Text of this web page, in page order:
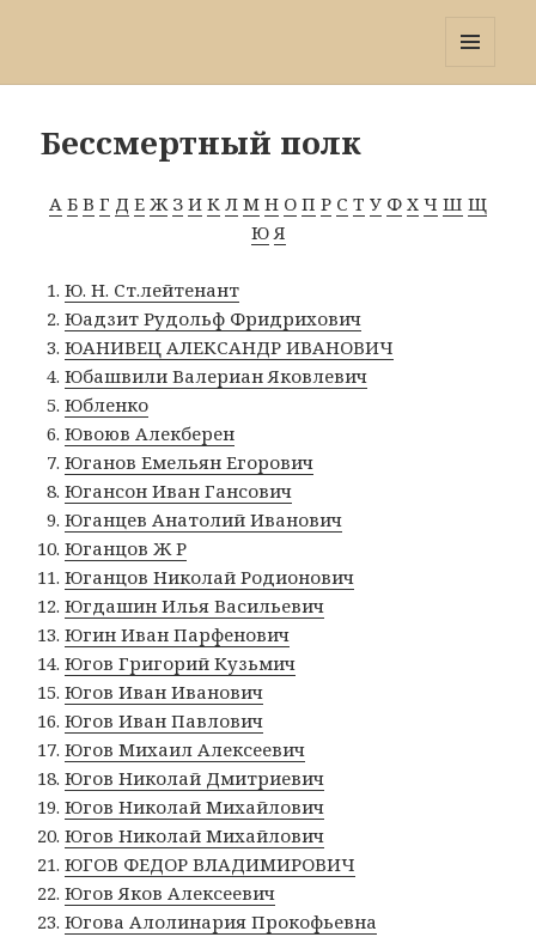
Бессмертный полк
А Б В Г Д Е Ж З И К Л М Н О П Р С Т У Ф Х Ч Ш Щ
Ю Я
Ю. Н. Ст.лейтенант
Юадзит Рудольф Фридрихович
ЮАНИВЕЦ АЛЕКСАНДР ИВАНОВИЧ
Юбашвили Валериан Яковлевич
Юбленко
Ювоюв Алекберен
Юганов Емельян Егорович
Югансон Иван Гансович
Юганцев Анатолий Иванович
Юганцов Ж Р
Юганцов Николай Родионович
Югдашин Илья Васильевич
Югин Иван Парфенович
Югов Григорий Кузьмич
Югов Иван Иванович
Югов Иван Павлович
Югов Михаил Алексеевич
Югов Николай Дмитриевич
Югов Николай Михайлович
Югов Николай Михайлович
ЮГОВ ФЕДОР ВЛАДИМИРОВИЧ
Югов Яков Алексеевич
Югова Алолинария Прокофьевна